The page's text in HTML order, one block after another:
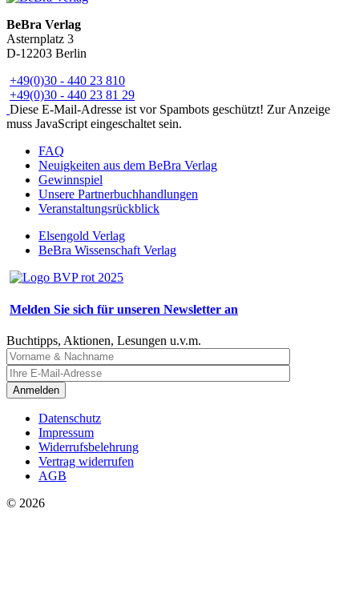
BeBra Verlag
Asternplatz 3
D-12203 Berlin
+49(0)30 - 440 23 810
+49(0)30 - 440 23 81 29
Diese E-Mail-Adresse ist vor Spambots geschützt! Zur Anzeige
muss JavaScript eingeschaltet sein.
FAQ
Neuigkeiten aus dem BeBra Verlag
Gewinnspiel
Unsere Partnerbuchhandlungen
Veranstaltungsrückblick
Elsengold Verlag
BeBra Wissenschaft Verlag
Melden Sie sich für unseren Newsletter an
Buchtipps, Aktionen, Lesungen u.v.m.
Anmelden
Datenschutz
Impressum
Widerrufsbelehrung
Vertrag widerrufen
AGB
© 2026